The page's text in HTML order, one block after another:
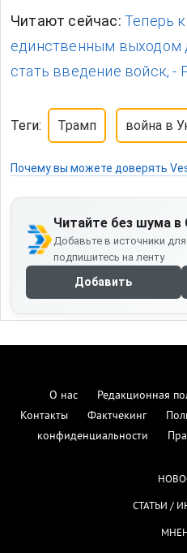
Читают сейчас: Теперь
единственным выходом
стать введение войск, -
Теги: Трамп война в
Почему вы можете доверять
Читайте без шума в
Добавьте в источники
подпишитесь на ленту
Добавить
О нас Редакционная
Контакты
Фактчекинг
конфиденциальности
СТАТЬИ /